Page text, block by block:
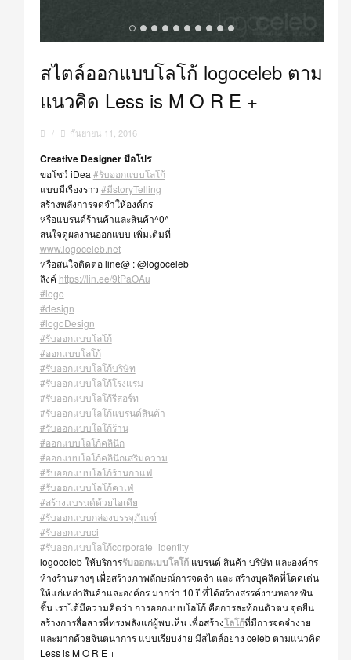
สไตล์ออกแบบโลโก้ logoceleb ตาม
แนวคิด Less is M O R E +
/ กันยายน 11, 2016
Creative Designer มือโปร
ขอโชว์ iDea #รับออกแบบโลโก้
แบบมีเรื่องราว #มีstoryTelling
สร้างพลังการจดจำให้องค์กร
หรือแบรนด์ร้านค้าและสินค้า^0^
สนใจดูผลงานออกแบบ เพิ่มเติมที่
www.logoceleb.net
หรือสนใจติดต่อ line@ : @logoceleb
ลิงค์ https://lin.ee/9tPaOAu
#logo
#design
#logoDesign
#รับออกแบบโลโก้
#ออกแบบโลโก้
#รับออกแบบโลโก้บริษัท
#รับออกแบบโลโก้โรงแรม
#รับออกแบบโลโก้รีสอร์ท
#รับออกแบบโลโก้แบรนด์สินค้า
#รับออกแบบโลโก้ร้าน
#ออกแบบโลโก้คลินิก
#ออกแบบโลโก้คลินิกเสริมความ
#รับออกแบบโลโก้ร้านกาแฟ
#รับออกแบบโลโก้คาเฟ่
#สร้างแบรนด์ด้วยไอเดีย
#รับออกแบบกล่องบรรจุภัณฑ์
#รับออกแบบci
#รับออกแบบโลโก้corporate_identity
logoceleb ให้บริการรับออกแบบโลโก้แบรนด์ สินค้า บริษัท และองค์กร
ห้างร้านต่างๆ เพื่อสร้างภาพลักษณ์การจดจำ และ สร้างบุคลิคที่โดดเด่น
ให้แก่เหล่าสินค้าและองค์กร มากว่า 10 ปีที่ได้สร้างสรรค์งานหลายพัน
ชิ้น เราได้มีความคิดว่า การออกแบบโลโก้ คือการสะท้อนตัวตน จุดยืน
สร้างการสื่อสารที่ทรงพลังแก่ผู้พบเห็น เพื่อสร้างโลโก้ที่มีการจดจำง่าย
และมากด้วยจินตนาการ แบบเรียบง่าย มีสไตล์อย่าง celeb ตามแนวคิด
Less is M O R E +